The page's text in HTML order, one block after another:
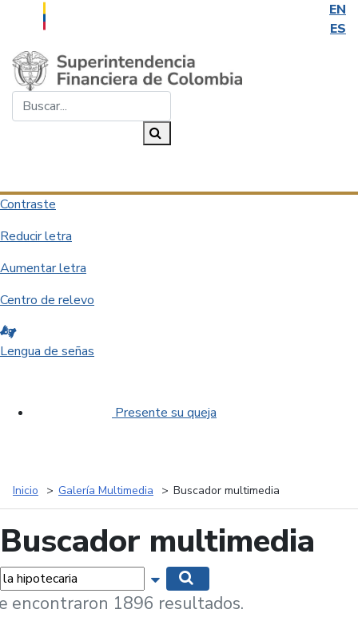
EN
ES
Saltar al contenido principal
Contraste
Reducir letra
Aumentar letra
Centro de relevo
Lengua de señas
Presente su queja
Inicio Galería Multimedia Buscador multimedia
Buscador multimedia
Mostrar opciones de búsqueda
encontraron 1896 resultados.